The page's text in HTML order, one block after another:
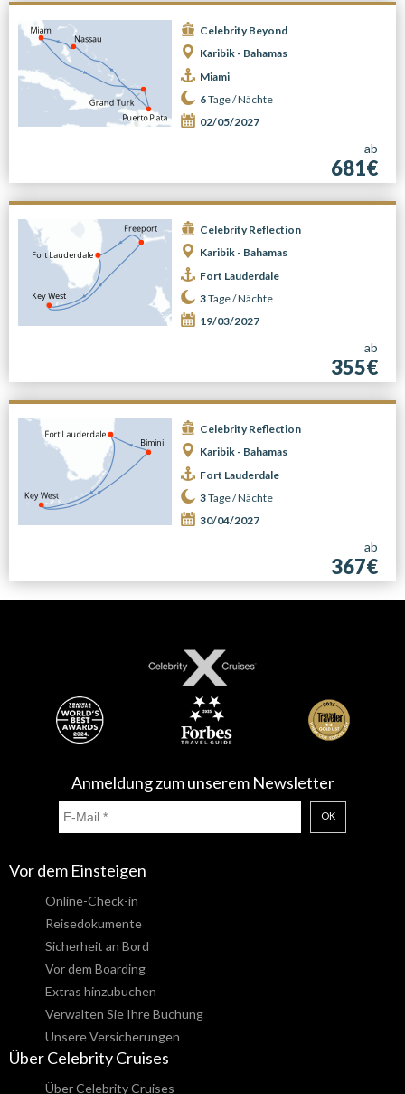
Celebrity Beyond
Karibik - Bahamas
Miami
6Tage /Nächte
02/05/2027
ab
681€
Celebrity Reflection
Karibik - Bahamas
Fort Lauderdale
3Tage /Nächte
19/03/2027
ab
355€
Celebrity Reflection
Karibik - Bahamas
Fort Lauderdale
3Tage /Nächte
30/04/2027
ab
367€
Anmeldung zum unserem Newsletter
OK
Vor dem Einsteigen
Online-Check-in
Reisedokumente
Sicherheit an Bord
Vor dem Boarding
Extras hinzubuchen
Verwalten Sie Ihre Buchung
Unsere Versicherungen
Über Celebrity Cruises
Über Celebrity Cruises